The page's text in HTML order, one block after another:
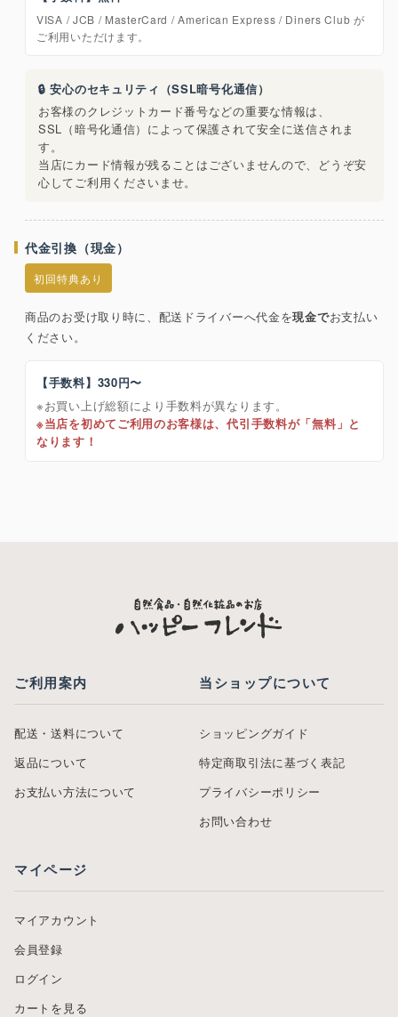
VISA / JCB / MasterCard / American Express / Diners Club が
ご利用いただけます。
🔒 安心のセキュリティ（SSL暗号化通信）
お客様のクレジットカード番号などの重要な情報は、
SSL（暗号化通信）によって保護されて安全に送信されま
す。
当店にカード情報が残ることはございませんので、どうぞ安
心してご利用くださいませ。
代金引換（現金）
初回特典あり
商品のお受け取り時に、配送ドライバーへ代金を現金でお支払い
ください。
【手数料】330円〜
※お買い上げ総額により手数料が異なります。
※当店を初めてご利用のお客様は、代引手数料が「無料」と
なります！
ご利用案内
配送・送料について
返品について
お支払い方法について
当ショップについて
ショッピングガイド
特定商取引法に基づく表記
プライバシーポリシー
お問い合わせ
マイページ
マイアカウント
会員登録
ログイン
カートを見る